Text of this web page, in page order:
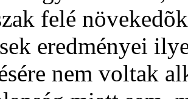
felé
eredményei
nem voltak